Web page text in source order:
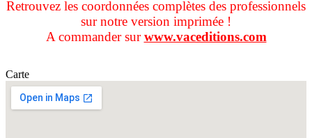
Retrouvez les coordonnées complètes des professionnels
sur notre version imprimée !
A commander surwww.vaceditions.com
Carte